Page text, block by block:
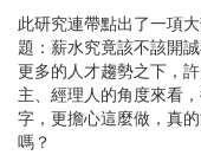
此研究連帶點出了一項
題：薪水究竟該不該開
更多的人才趨勢之下，
主、經理人的角度來看
字，更擔心這麼做，真
嗎？